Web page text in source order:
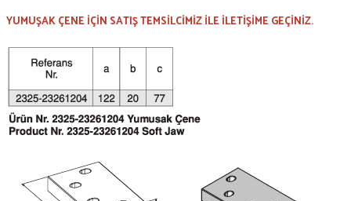
YUMUŞAK ÇENE İÇİN SATIŞ TEMSİLCİMİZ İLE İLETİŞİME GEÇİNİZ.